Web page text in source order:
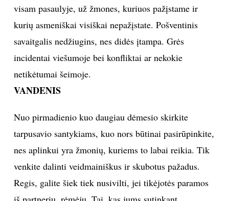
visam pasaulyje, už žmones, kuriuos pažįstame ir
kurių asmeniškai visiškai nepažįstate. Pošventinis
savaitgalis nedžiugins, nes didės įtampa. Grės
incidentai viešumoje bei konfliktai ar nekokie
netikėtumai šeimoje.
VANDENIS
Nuo pirmadienio kuo daugiau dėmesio skirkite
tarpusavio santykiams, kuo nors būtinai pasirūpinkite,
nes aplinkui yra žmonių, kuriems to labai reikia. Tik
venkite dalinti veidmainiškus ir skubotus pažadus.
Regis, galite šiek tiek nusivilti, jei tikėjotės paramos